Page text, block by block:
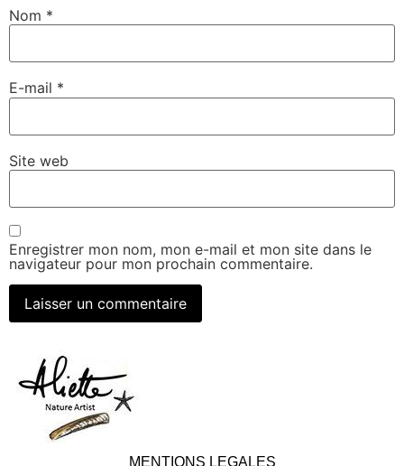
Nom *
E-mail *
Site web
Enregistrer mon nom, mon e-mail et mon site dans le
navigateur pour mon prochain commentaire.
MENTIONS LEGALES